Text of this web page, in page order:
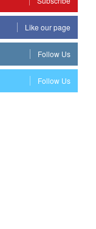
Like our page
Follow Us
Follow Us